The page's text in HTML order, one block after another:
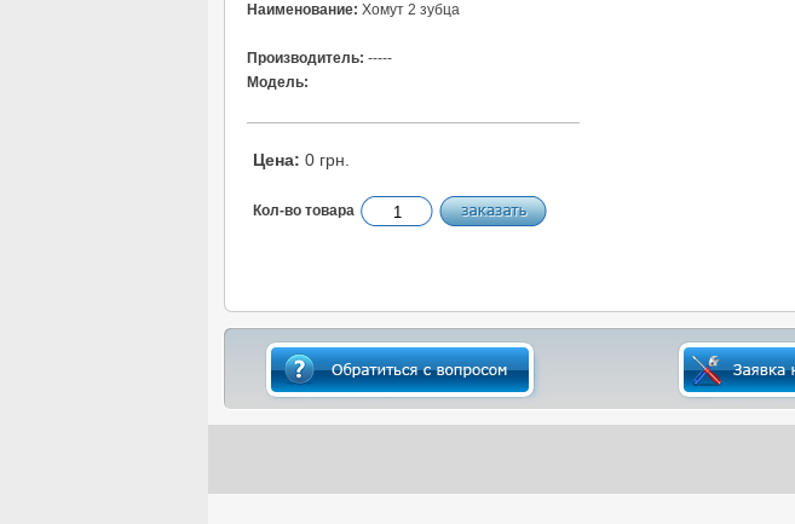
Наименование: Хомут 2 зубца
Производитель: -----
Модель:
Цена: 0 грн.
Кол-во товара